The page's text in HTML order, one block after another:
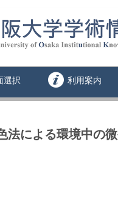
選択 利用案内
法による環境中の